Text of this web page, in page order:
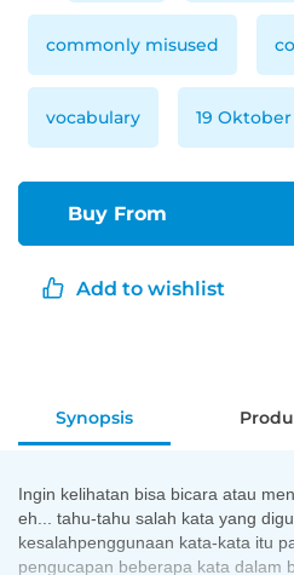
commonly misused
vocabulary 19 Oktober
Buy From
Add to wishlist
Synopsis
Ingin kelihatan bisa bicara atau
eh... tahu-tahu salah kata yang
kesalahpenggunaan kata-kata itu
pengucapan beberapa kata dalam